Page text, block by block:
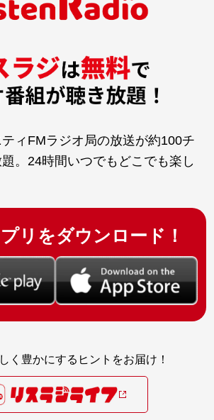
ィFMラジオ局の放送が約100チ
。24時間いつでもどこでも楽し
リをダウンロード！
く豊かにするヒントをお届け！